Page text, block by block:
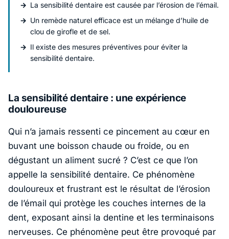
La sensibilité dentaire est causée par l’érosion de l’émail.
Un remède naturel efficace est un mélange d’huile de
clou de girofle et de sel.
Il existe des mesures préventives pour éviter la
sensibilité dentaire.
La sensibilité dentaire : une expérience
douloureuse
Qui n’a jamais ressenti ce pincement au cœur en
buvant une boisson chaude ou froide, ou en
dégustant un aliment sucré ? C’est ce que l’on
appelle la sensibilité dentaire. Ce phénomène
douloureux et frustrant est le résultat de l’érosion
de l’émail qui protège les couches internes de la
dent, exposant ainsi la dentine et les terminaisons
nerveuses. Ce phénomène peut être provoqué par